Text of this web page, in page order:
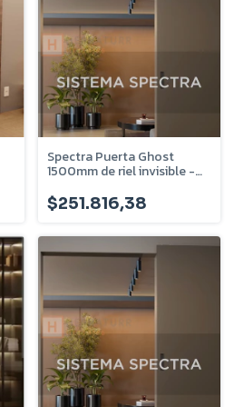
Spectra Puerta Ghost
1500mm de riel invisible -
$251.816,38